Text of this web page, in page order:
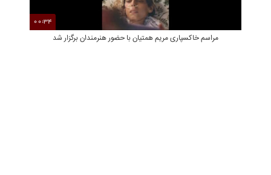
00:34
مراسم خاکسپاری مریم همتیان با حضور هنرمندان برگزار شد